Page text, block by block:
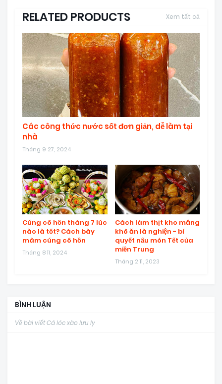
RELATED PRODUCTS Xem tất cả
Các công thức nước sốt đơn giản, dễ làm tại
nhà
Tháng 9 27, 2024
Cúng cô hồn tháng 7 lúc
nào là tốt? Cách bày
mâm cúng cô hồn
Tháng 8 11, 2024
Cách làm thịt kho măng
khô ăn là nghiện - bí
quyết nấu món Tết của
miền Trung
Tháng 2 11, 2023
BÌNH LUẬN
Về bài viết Cá lóc xào lưu ly